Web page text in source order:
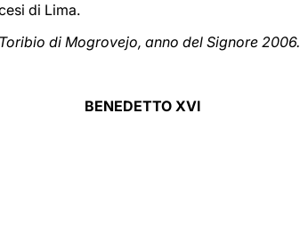
di Lima.
di Mogrovejo, anno del Signore 2006.
BENEDETTO XVI